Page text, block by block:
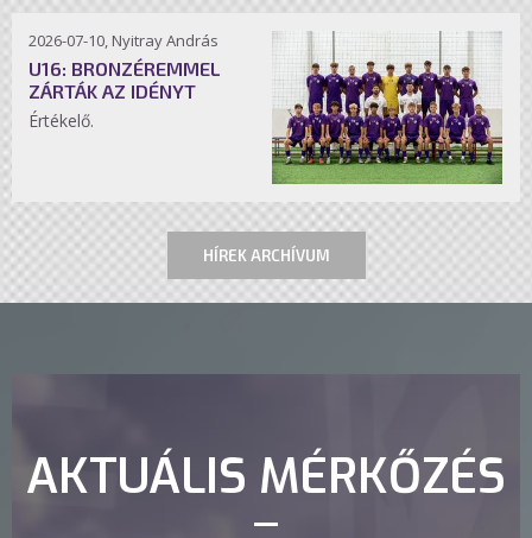
2026-07-10, Nyitray András
U16: BRONZÉREMMEL
ZÁRTÁK AZ IDÉNYT
Értékelő.
HÍREK ARCHÍVUM
AKTUÁLIS MÉRKŐZÉS